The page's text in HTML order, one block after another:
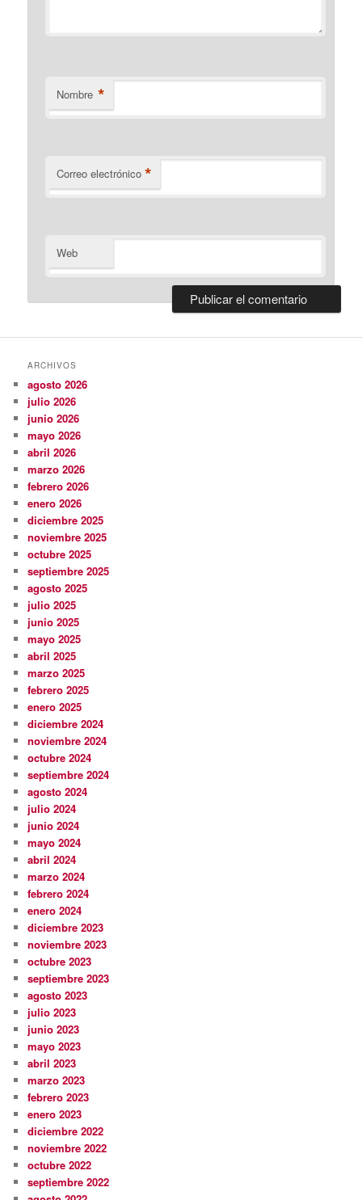
Nombre *
Correo electrónico *
Web
ARCHIVOS
agosto 2026
julio 2026
junio 2026
mayo 2026
abril 2026
marzo 2026
febrero 2026
enero 2026
diciembre 2025
noviembre 2025
octubre 2025
septiembre 2025
agosto 2025
julio 2025
junio 2025
mayo 2025
abril 2025
marzo 2025
febrero 2025
enero 2025
diciembre 2024
noviembre 2024
octubre 2024
septiembre 2024
agosto 2024
julio 2024
junio 2024
mayo 2024
abril 2024
marzo 2024
febrero 2024
enero 2024
diciembre 2023
noviembre 2023
octubre 2023
septiembre 2023
agosto 2023
julio 2023
junio 2023
mayo 2023
abril 2023
marzo 2023
febrero 2023
enero 2023
diciembre 2022
noviembre 2022
octubre 2022
septiembre 2022